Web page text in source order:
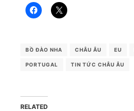
BỒ ĐÀO NHA CHÂU ÂU EU
PORTUGAL TIN TỨC CHÂU ÂU
RELATED